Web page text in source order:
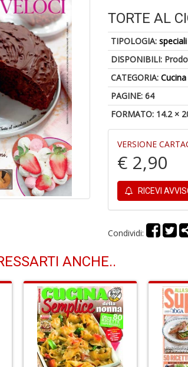
TORTE AL
TIPOLOGIA:speciali
DISPONIBILI:
CATEGORIA:Cucina
PAGINE: 64
FORMATO: 14.2 ×
VERSIONE
€ 2,90
RICEVI
Condividi:
ANCHE..